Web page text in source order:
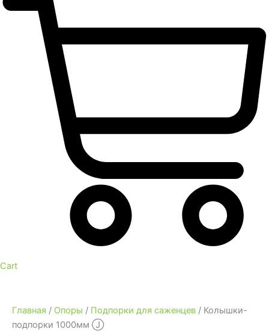
Cart
Главная / Опоры / Подпорки для саженцев / Колышки-
подпорки 1000мм Ⓙ